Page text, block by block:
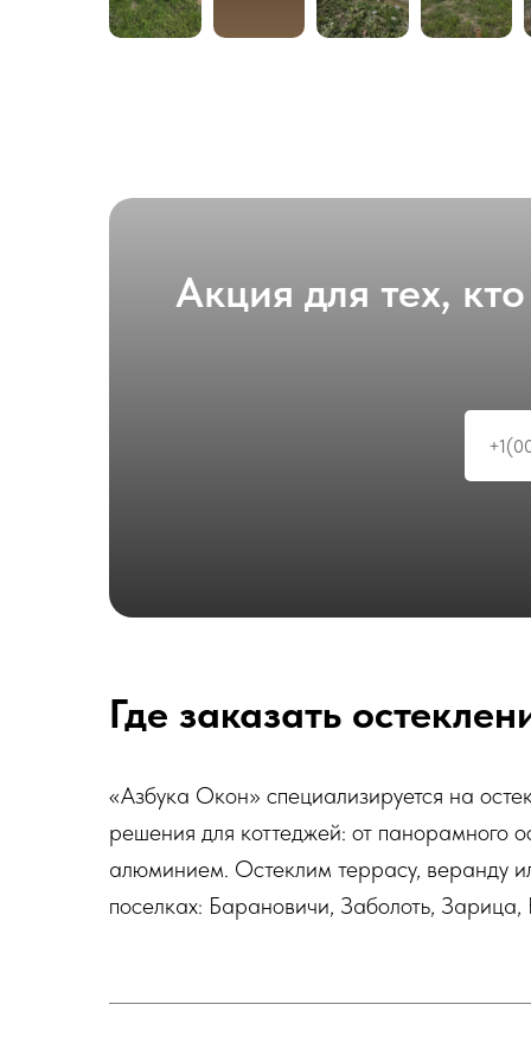
Акция для тех,
Где заказать
«Азбука Окон» специализируется на
решения для коттеджей: от панорамного
алюминием. Остеклим террасу, веранду
поселках: Барановичи, Заболоть,